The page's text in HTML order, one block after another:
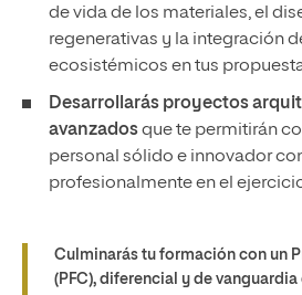
de vida de los materiales, el
regenerativas y la integración
ecosistémicos en tus
Desarrollarás proyectos
avanzadosque te permitirán
personal sólido e innovador
profesionalmente en el
Culminarás tu formación con un
(PFC), diferencial y de